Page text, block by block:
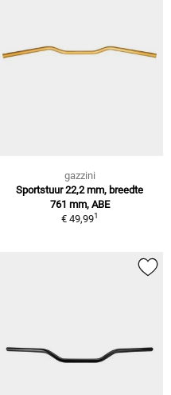
gazzini
Sportstuur 22,2 mm, breedte
761 mm, ABE
€ 49,991